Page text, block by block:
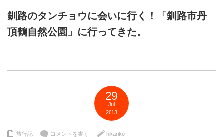
釧路のタンチョウに会いに行く！「釧路市丹
頂鶴自然公園」に行ってきた。
…
29
Jul
2013
旅行記 コメントを書く hikariko